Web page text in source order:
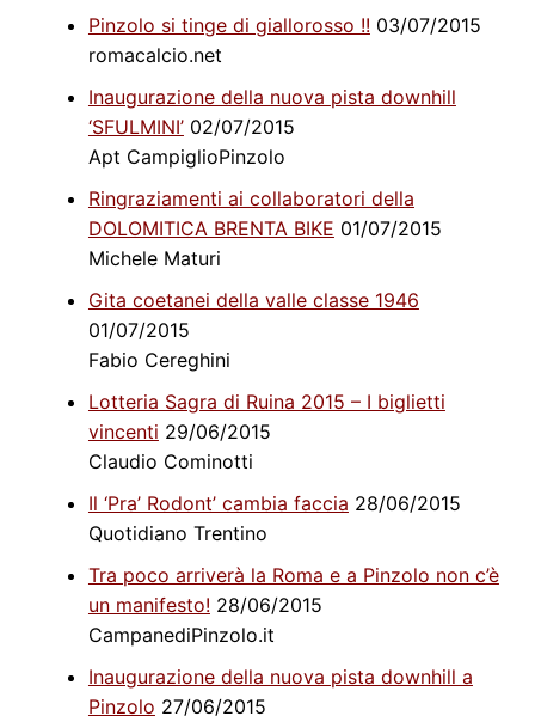
Pinzolo si tinge di giallorosso !! 03/07/2015
romacalcio.net
Inaugurazione della nuova pista downhill
‘SFULMINI’02/07/2015
Apt CampiglioPinzolo
Ringraziamenti ai collaboratori della
DOLOMITICA BRENTA BIKE 01/07/2015
Michele Maturi
Gita coetanei della valle classe 1946
01/07/2015
Fabio Cereghini
Lotteria Sagra di Ruina 2015 – I biglietti
vincenti 29/06/2015
Claudio Cominotti
Il ‘Pra’ Rodont’ cambia faccia 28/06/2015
Quotidiano Trentino
Tra poco arriverà la Roma e a Pinzolo non c’è
un manifesto! 28/06/2015
CampanediPinzolo.it
Inaugurazione della nuova pista downhill a
Pinzolo 27/06/2015